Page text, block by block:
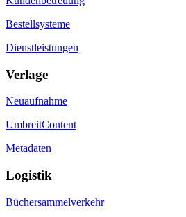
Bestellsysteme
Dienstleistungen
Verlage
Neuaufnahme
UmbreitContent
Metadaten
Logistik
Büchersammelverkehr